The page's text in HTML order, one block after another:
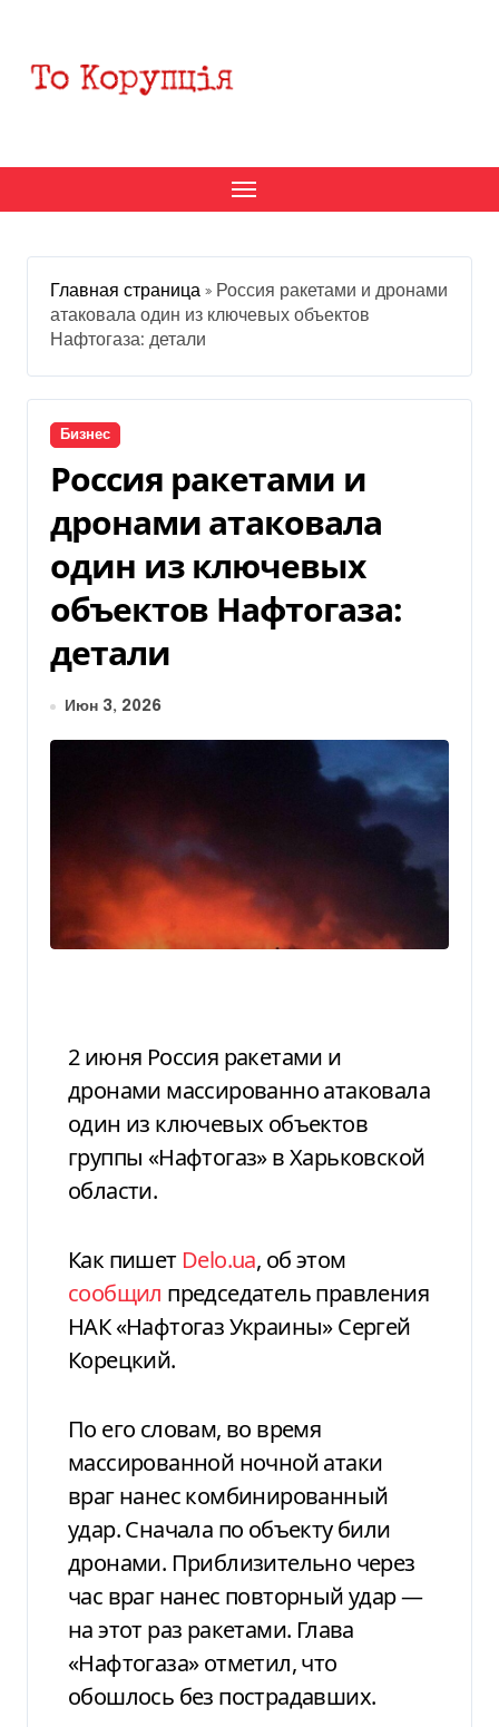
содержанию
Главная страница » Россия ракетами и дронами
атаковала один из ключевых объектов
Нафтогаза: детали
Бизнес
Россия ракетами и
дронами атаковала
один из ключевых
объектов Нафтогаза:
детали
Июн 3, 2026
2 июня Россия ракетами и
дронами массированно атаковала
один из ключевых объектов
группы «Нафтогаз» в Харьковской
области.
Как пишет Delo.ua, об этом
сообщил председатель правления
НАК «Нафтогаз Украины» Сергей
Корецкий.
По его словам, во время
массированной ночной атаки
враг нанес комбинированный
удар. Сначала по объекту били
дронами. Приблизительно через
час враг нанес повторный удар —
на этот раз ракетами. Глава
«Нафтогаза» отметил, что
обошлось без пострадавших.